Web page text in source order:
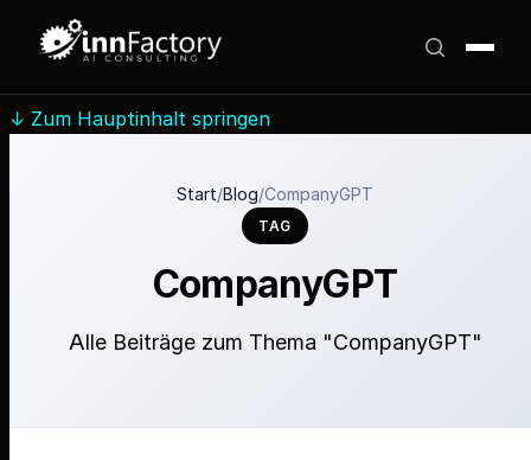
↓ Zum Hauptinhalt springen
Start/Blog/CompanyGPT
TAG
CompanyGPT
Alle Beiträge zum Thema "CompanyGPT"